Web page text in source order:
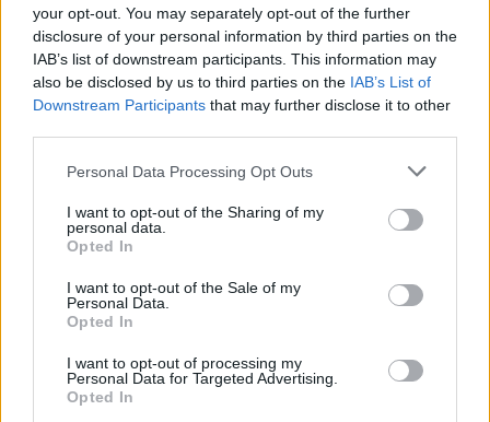
your opt-out. You may separately opt-out of the further
disclosure of your personal information by third parties on the
IAB’s list of downstream participants. This information may
also be disclosed by us to third parties on the IAB’s List of
Downstream Participants that may further disclose it to other
Please note that this website/app uses one or more Google
not limited to your visit or usage behaviour. You may click to
grant or deny consent to Google and its third-party tags to
use your data for below specified purposes in below Google
consent section.
Personal Data Processing Opt Outs
I want to opt-out of the Sharing of my
personal data.
Opted In
I want to opt-out of the Sale of my
Personal Data.
Opted In
I want to opt-out of processing my
Personal Data for Targeted Advertising.
Opted In
S&D για την επιτροπή, δήλωσε στο Politico ότι η
κεντροδεξιά ομάδα του ΕΛΚ πίεσε να μην